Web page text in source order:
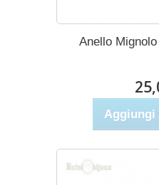
Anello
Aggiungi